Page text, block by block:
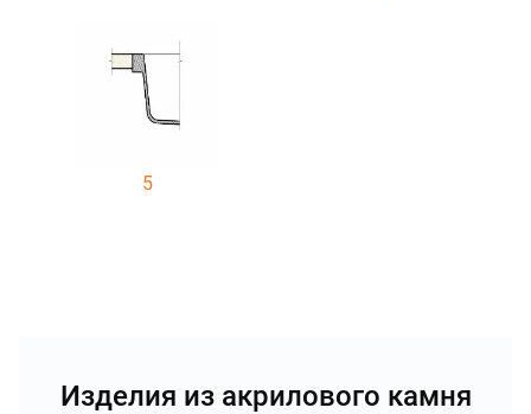
5
Изделия из акрилового камня